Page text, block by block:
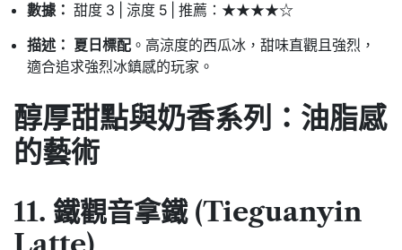
數據： 甜度 3 | 涼度 5 | 推薦：★★★★☆
描述： 夏日標配 。高涼度的西瓜冰，甜味直觀且強烈，
適合追求強烈冰鎮感的玩家。
醇厚甜點與奶香系列：油脂感
的藝術
11. 鐵觀音拿鐵 (Tieguanyin